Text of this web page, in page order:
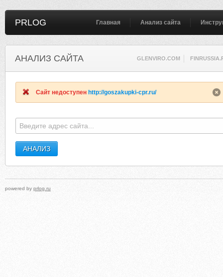
PRLOG Главная Анализ сайта
АНАЛИЗ САЙТА GLENVIRO.COM
Сайт недоступен http://goszakupki-cpr.ru/
powered by prlog.ru